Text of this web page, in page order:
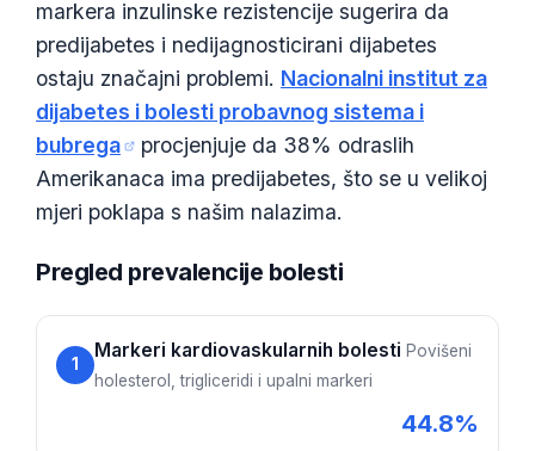
markera inzulinske rezistencije sugerira da
predijabetes i nedijagnosticirani dijabetes
ostaju značajni problemi. Nacionalni institut za
dijabetes i bolesti probavnog sistema i
bubrega
procjenjuje da 38% odraslih
Amerikanaca ima predijabetes, što se u velikoj
mjeri poklapa s našim nalazima.
Pregled prevalencije bolesti
1
Markeri kardiovaskularnih bolesti Povišeni
holesterol, trigliceridi i upalni markeri
44.8%